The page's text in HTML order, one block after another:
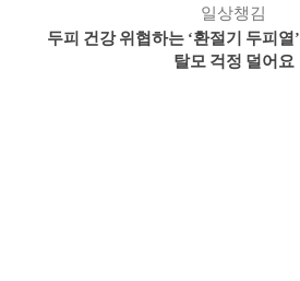
일상챙김
두피 건강 위협하는 ‘환절기 두피열’
탈모 걱정 덜어요